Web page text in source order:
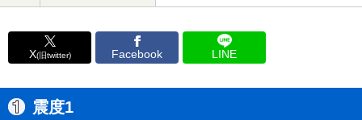
X(旧twitter) Facebook LINE
震度1